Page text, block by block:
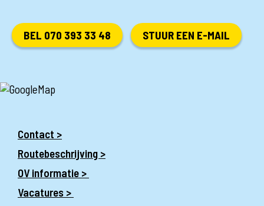
BEL 070 393 33 48 STUUR EEN E-MAIL
Contact >
Routebeschrijving >
OV informatie >
Vacatures >